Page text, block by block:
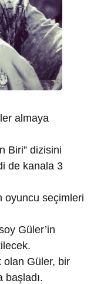
almaya
Biri” dizisini
de kanala 3
oyuncu seçimleri
Güler’in
olan Güler, bir
başladı.